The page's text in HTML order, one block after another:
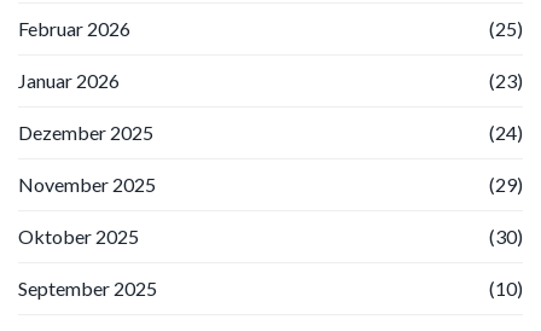
Februar 2026 (25)
Januar 2026 (23)
Dezember 2025 (24)
November 2025 (29)
Oktober 2025 (30)
September 2025 (10)